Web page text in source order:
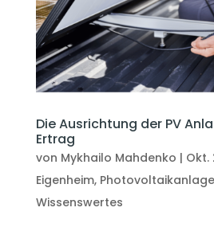
Die Ausrichtung der PV
Ertrag
von Mykhailo Mahdenko | Okt.
Eigenheim,
Wissenswertes